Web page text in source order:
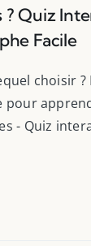
? Quiz
Facile
choisir ?
pour
- Quiz